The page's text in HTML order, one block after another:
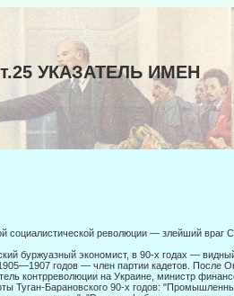
УКАЗАТЕЛЬ ИМЕН
социалистической революции — злейший враг
буржуазный экономист, в 90-х годах —
годов — член партии кадетов. После
контрреволюции на Украине, министр
Туган-Барановского 90-х годов: